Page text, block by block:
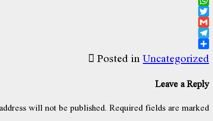
WhatsApp
Twitter
Gmail
Telegram
Share
Posted inUncategorized
Leave a Reply
will not be published. Required fields are marked